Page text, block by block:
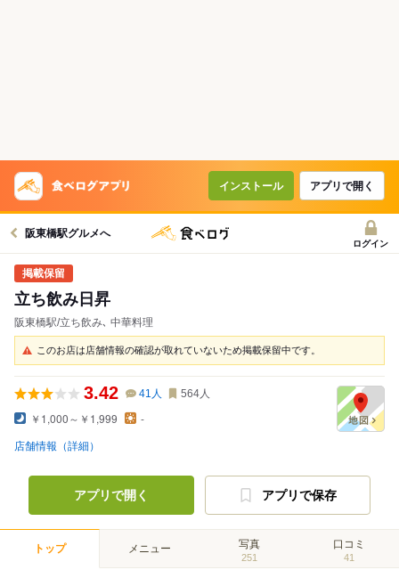
インストール アプリで開く
阪東橋駅グルメへ
ログイン
立ち飲み日昇
阪東橋駅/立ち飲み､ 中華料理
このお店は店舗情報の確認が取れていないため掲載保留中です。
3.42 41 人 564人
￥1,000～￥1,999 -
店舗情報（詳細）
アプリで開く アプリで保存
トップ メニュー 写真
251
口コミ
41